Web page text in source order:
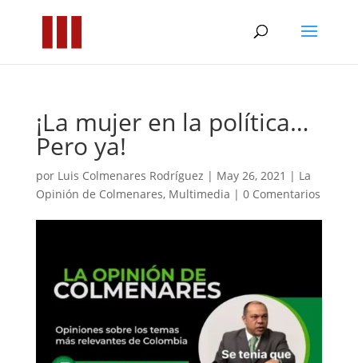
¡La mujer en la política…
Pero ya!
por Luis Colmenares Rodríguez | May 26, 2021 | La
Opinión de Colmenares, Multimedia | 0 Comentarios